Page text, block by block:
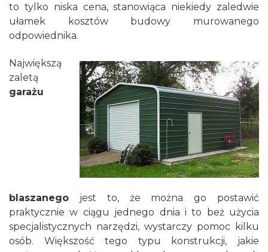
to tylko niska cena, stanowiąca niekiedy zaledwie
ułamek kosztów budowy murowanego
odpowiednika.
Największą
zaletą
garażu
blaszanego jest to, że można go postawić
praktycznie w ciągu jednego dnia i to beż użycia
specjalistycznych narzędzi, wystarczy pomoc kilku
osób. Większość tego typu konstrukcji, jakie